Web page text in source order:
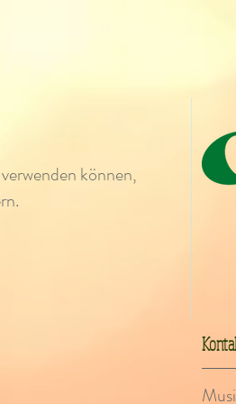
können,